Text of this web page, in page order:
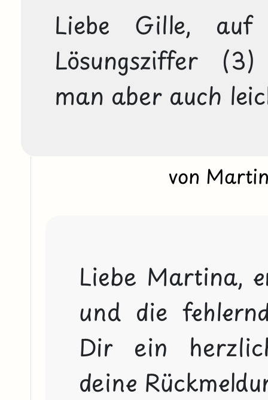
Liebe Gille,
Lösungsziffer
man aber auch
von
Liebe Martina,
und die
Dir ein
deine